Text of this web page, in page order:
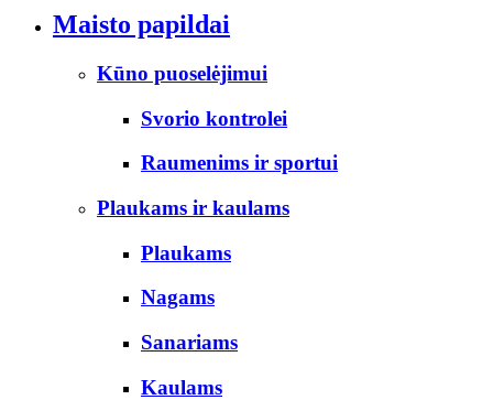
Maisto papildai
Kūno puoselėjimui
Svorio kontrolei
Raumenims ir sportui
Plaukams ir kaulams
Plaukams
Nagams
Sanariams
Kaulams